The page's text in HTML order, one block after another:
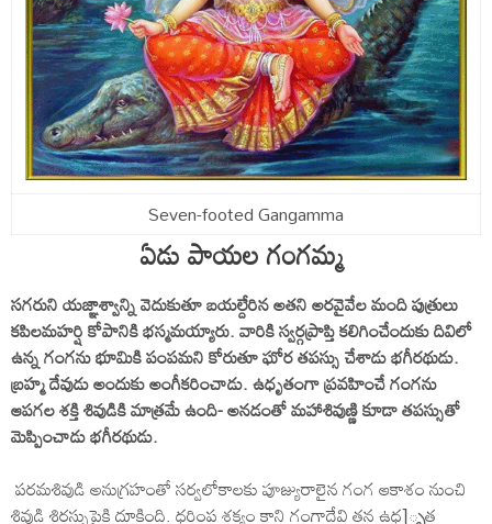
Seven-footed Gangamma
ఏడు పాయల గంగమ్మ
సగరుని యజ్ఞాశ్వాన్ని వెదుకుతూ బయల్దేరిన అతని అరవైవేల మంది పుత్రులు
కపిలమహర్షి కోపానికి భస్మమయ్యారు. వారికి స్వర్గప్రాప్తి కలిగించేందుకు దివిలో
ఉన్న గంగను భూమికి పంపమని కోరుతూ ఘోర తపస్సు చేశాడు భగీరథుడు.
బ్రహ్మ దేవుడు అందుకు అంగీకరించాడు. ఉధృతంగా ప్రవహించే గంగను
ఆపగల శక్తి శివుడికి మాత్రమే ఉంది- అనడంతో మహాశివుణ్ణి కూడా తపస్సుతో
మెప్పించాడు భగీరథుడు.
పరమశివుడి అనుగ్రహంతో సర్వలోకాలకు పూజ్యురాలైన గంగ ఆకాశం నుంచి
శివుడి శిరస్సుపైకి దూకింది. ధరింప శక్యం కాని గంగాదేవి తన ఉధ]ృత